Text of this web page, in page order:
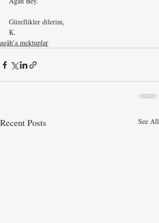
Güzellikler dilerim,
K.
agâh’a mektuplar
Recent Posts See All